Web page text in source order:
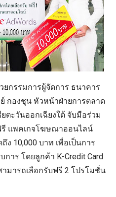
กรรมการผู้จัดการ ธนาคาร
กองชุน หัวหน้าฝ่ายการตลาด
ยตะวันออกเฉียงใต้ จับมือร่วม
แพคเกจโฆษณาออนไลน์
ง 10,000 บาท เพื่อเป็นการ
าร โดยลูกค้า K-Credit Card
ามารถเลือกรับฟรี 2 โปรโมชั่น